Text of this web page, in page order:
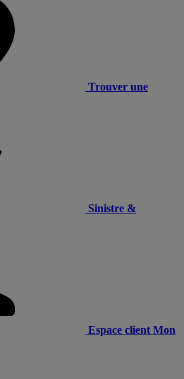
Trouver une
Sinistre &
Espace client Mon